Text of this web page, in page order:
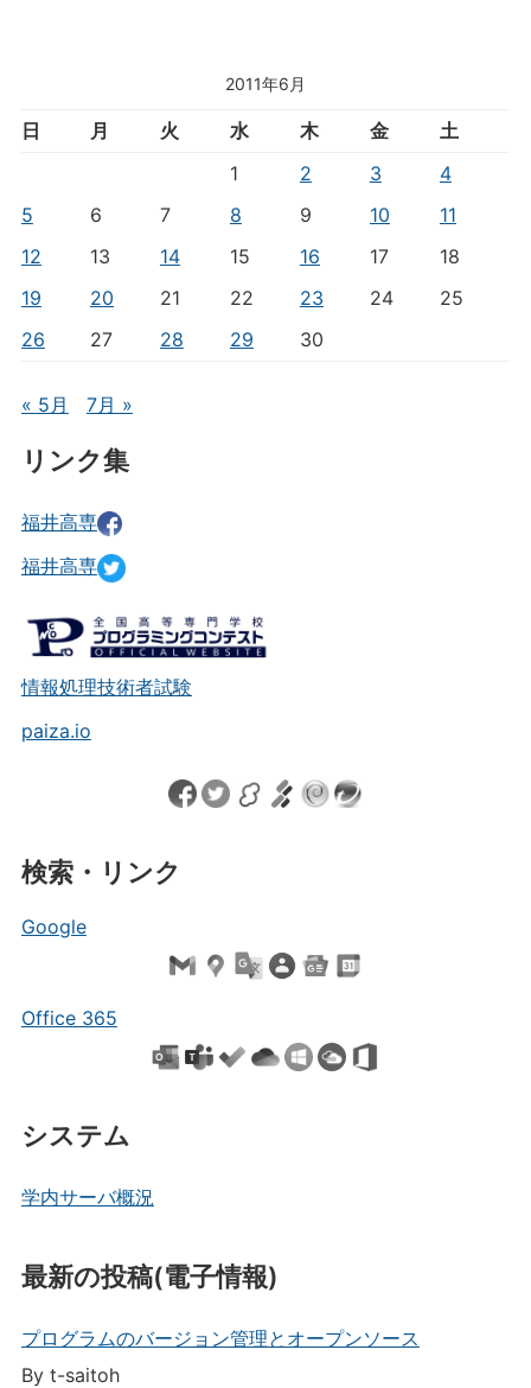
2011年6月
日 月 火 水 木 金
土
1
2 3
4
5
6 7 8 9 10
11
12
13 14 15 16 17
18
19
20 21 22 23 24
25
26
27 28 29 30
« 5月 7月 »
リンク集
福井高専
福井高専
情報処理技術者試験
paiza.io
検索・リンク
Google
Office 365
システム
学内サーバ概況
最新の投稿(電子情報)
プログラムのバージョン管理とオープンソース
By t-saitoh